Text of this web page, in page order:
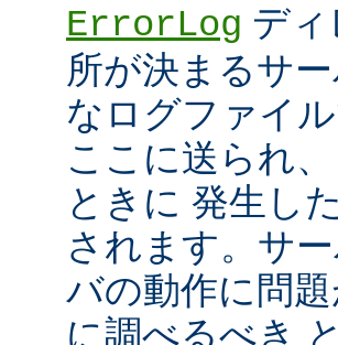
ErrorLog デ
所が決まるサ
なログファイ
ここに送られ
ときに 発生し
されます。サ
バの動作に問
に調べるべき